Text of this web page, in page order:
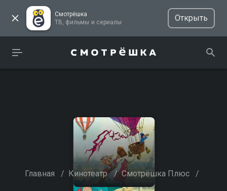
Смотрёшка
ТВ, фильмы и сериалы
Открыть
Главная / Кинотеатр / Смотрёшка Плюс /